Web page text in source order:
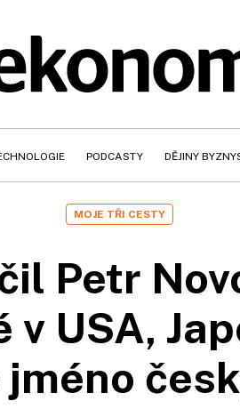
PODCASTY DĚJINY
MOJE TŘI CESTY
Petr
v USA,